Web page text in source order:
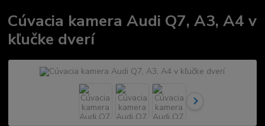
Cúvacia kamera Audi Q7, A3, A4 v
kľučke dverí